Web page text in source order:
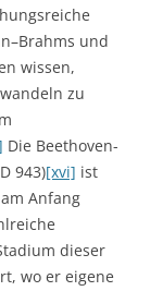
und
wissen,
zu
Die Beethoven-
943)[xvi] ist
Anfang
dieser
wo er eigene